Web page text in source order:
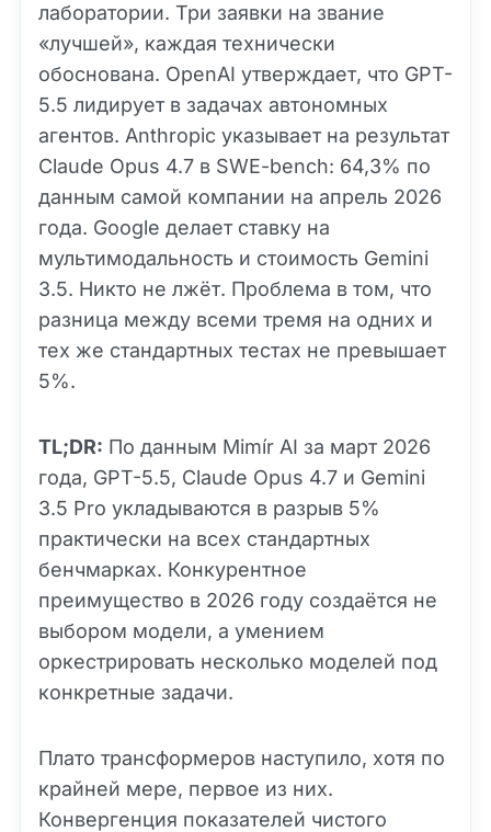
лаборатории. Три заявки на звание
«лучшей», каждая технически
обоснована. OpenAI утверждает, что GPT-
5.5 лидирует в задачах автономных
агентов. Anthropic указывает на результат
Claude Opus 4.7 в SWE-bench: 64,3% по
данным самой компании на апрель 2026
года. Google делает ставку на
мультимодальность и стоимость Gemini
3.5. Никто не лжёт. Проблема в том, что
разница между всеми тремя на одних и
тех же стандартных тестах не превышает
5%.
TL;DR: По данным Mimír AI за март 2026
года, GPT-5.5, Claude Opus 4.7 и Gemini
3.5 Pro укладываются в разрыв 5%
практически на всех стандартных
бенчмарках. Конкурентное
преимущество в 2026 году создаётся не
выбором модели, а умением
оркестрировать несколько моделей под
конкретные задачи.
Плато трансформеров наступило, хотя по
крайней мере, первое из них.
Конвергенция показателей чистого